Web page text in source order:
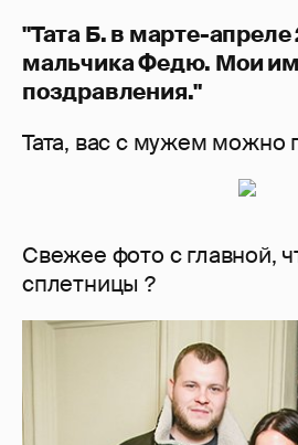
"Тата Б. в марте-апреле
мальчика Федю. Мои им
поздравления."
Тата, вас с мужем можно
Свежее фото с главной,
сплетницы ?